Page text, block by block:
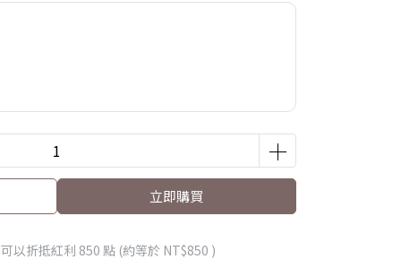
立即購買
以折抵紅利 850 點 (約等於 NT$850 )